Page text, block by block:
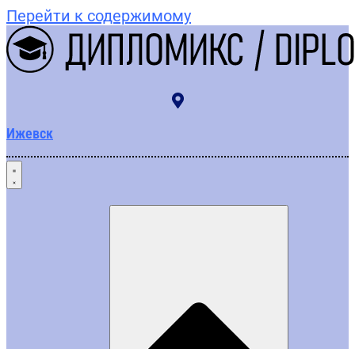
Перейти к содержимому
Ижевск